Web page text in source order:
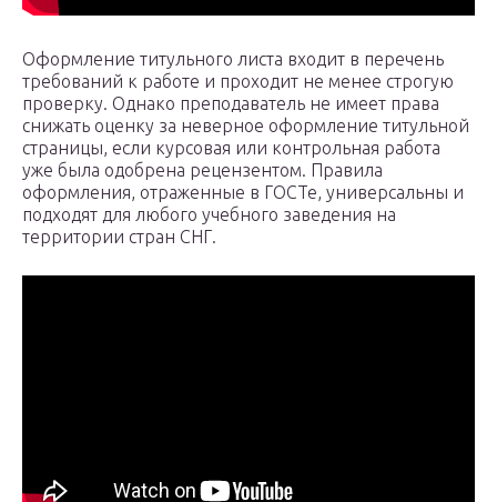
Оформление титульного листа входит в перечень
требований к работе и проходит не менее строгую
проверку. Однако преподаватель не имеет права
снижать оценку за неверное оформление титульной
страницы, если курсовая или контрольная работа
уже была одобрена рецензентом. Правила
оформления, отраженные в ГОСТе, универсальны и
подходят для любого учебного заведения на
территории стран СНГ.